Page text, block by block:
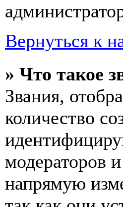
Вернуться к
» Что такое
Звания,
количество
модераторов
напрямую